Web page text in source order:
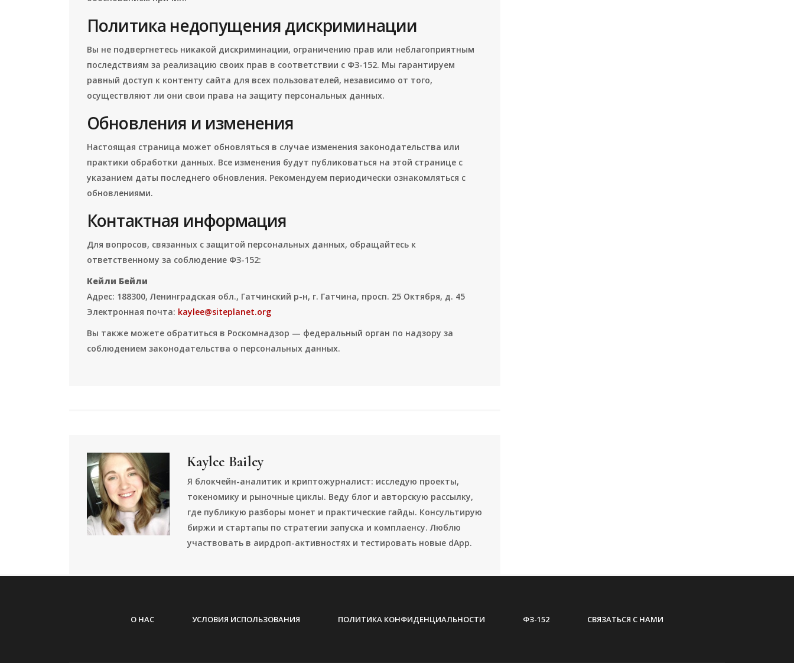
Политика недопущения дискриминации
Вы не подвергнетесь никакой дискриминации, ограничению прав или неблагоприятным
последствиям за реализацию своих прав в соответствии с ФЗ-152. Мы гарантируем
равный доступ к контенту сайта для всех пользователей, независимо от того,
осуществляют ли они свои права на защиту персональных данных.
Обновления и изменения
Настоящая страница может обновляться в случае изменения законодательства или
практики обработки данных. Все изменения будут публиковаться на этой странице с
указанием даты последнего обновления. Рекомендуем периодически ознакомляться с
обновлениями.
Контактная информация
Для вопросов, связанных с защитой персональных данных, обращайтесь к
ответственному за соблюдение ФЗ-152:
Кейли Бейли
Адрес: 188300, Ленинградская обл., Гатчинский р-н, г. Гатчина, просп. 25 Октября, д. 45
Электронная почта: kaylee@siteplanet.org
Вы также можете обратиться в Роскомнадзор — федеральный орган по надзору за
соблюдением законодательства о персональных данных.
Kaylee Bailey
Я блокчейн-аналитик и криптожурналист: исследую проекты,
токеномику и рыночные циклы. Веду блог и авторскую рассылку,
где публикую разборы монет и практические гайды. Консультирую
биржи и стартапы по стратегии запуска и комплаенсу. Люблю
участвовать в аирдроп-активностях и тестировать новые dApp.
О НАС УСЛОВИЯ ИСПОЛЬЗОВАНИЯ ПОЛИТИКА КОНФИДЕНЦИАЛЬНОСТИ ФЗ-152 СВЯЗАТЬСЯ С НАМИ